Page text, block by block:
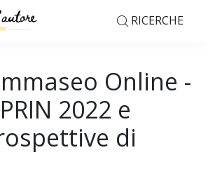
RICERCHE
Online -
2022 e
di